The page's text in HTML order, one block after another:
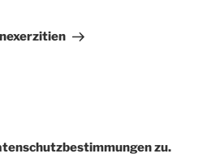
zu.